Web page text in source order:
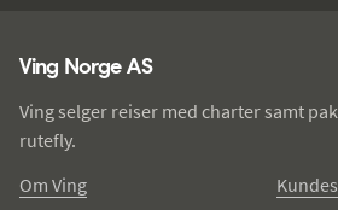
Ving Norge AS
Ving selger reiser med charter samt
rutefly.
Om Ving